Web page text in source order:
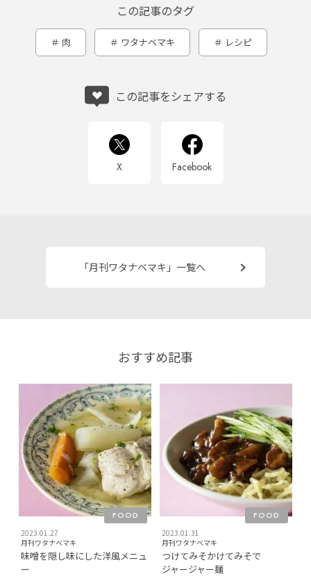
この記事のタグ
肉 ワタナベマキ レシピ
この記事をシェアする
X Facebook
「月刊ワタナベマキ」一覧へ
おすすめ記事
2023.01.27
FOOD
月刊ワタナベマキ
味噌を隠し味にした洋風メニュ
ー
2023.01.31
FOOD
月刊ワタナベマキ
つけてみそかけてみそで
ジャージャー麺